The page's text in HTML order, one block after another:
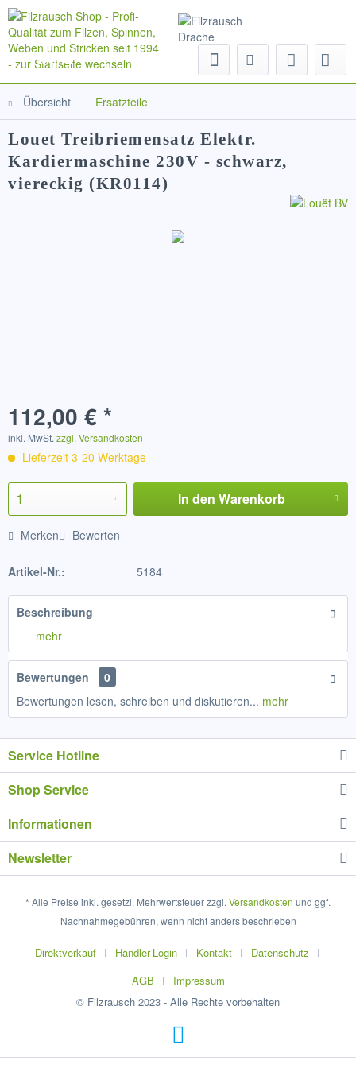
Menü
Übersicht Ersatzteile
Louet Treibriemensatz Elektr.
Kardiermaschine 230V - schwarz,
viereckig (KR0114)
112,00 € *
inkl. MwSt. zzgl. Versandkosten
Lieferzeit 3-20 Werktage
In den Warenkorb
Merken Bewerten
Artikel-Nr.: 5184
Beschreibung
mehr
Bewertungen
0
Bewertungen lesen, schreiben und diskutieren... mehr
Service Hotline
Shop Service
Informationen
Newsletter
* Alle Preise inkl. gesetzl. Mehrwertsteuer zzgl. Versandkosten und ggf.
Nachnahmegebühren, wenn nicht anders beschrieben
Direktverkauf Händler-Login Kontakt
Datenschutz
AGB
Impressum
© Filzrausch 2023 - Alle Rechte vorbehalten